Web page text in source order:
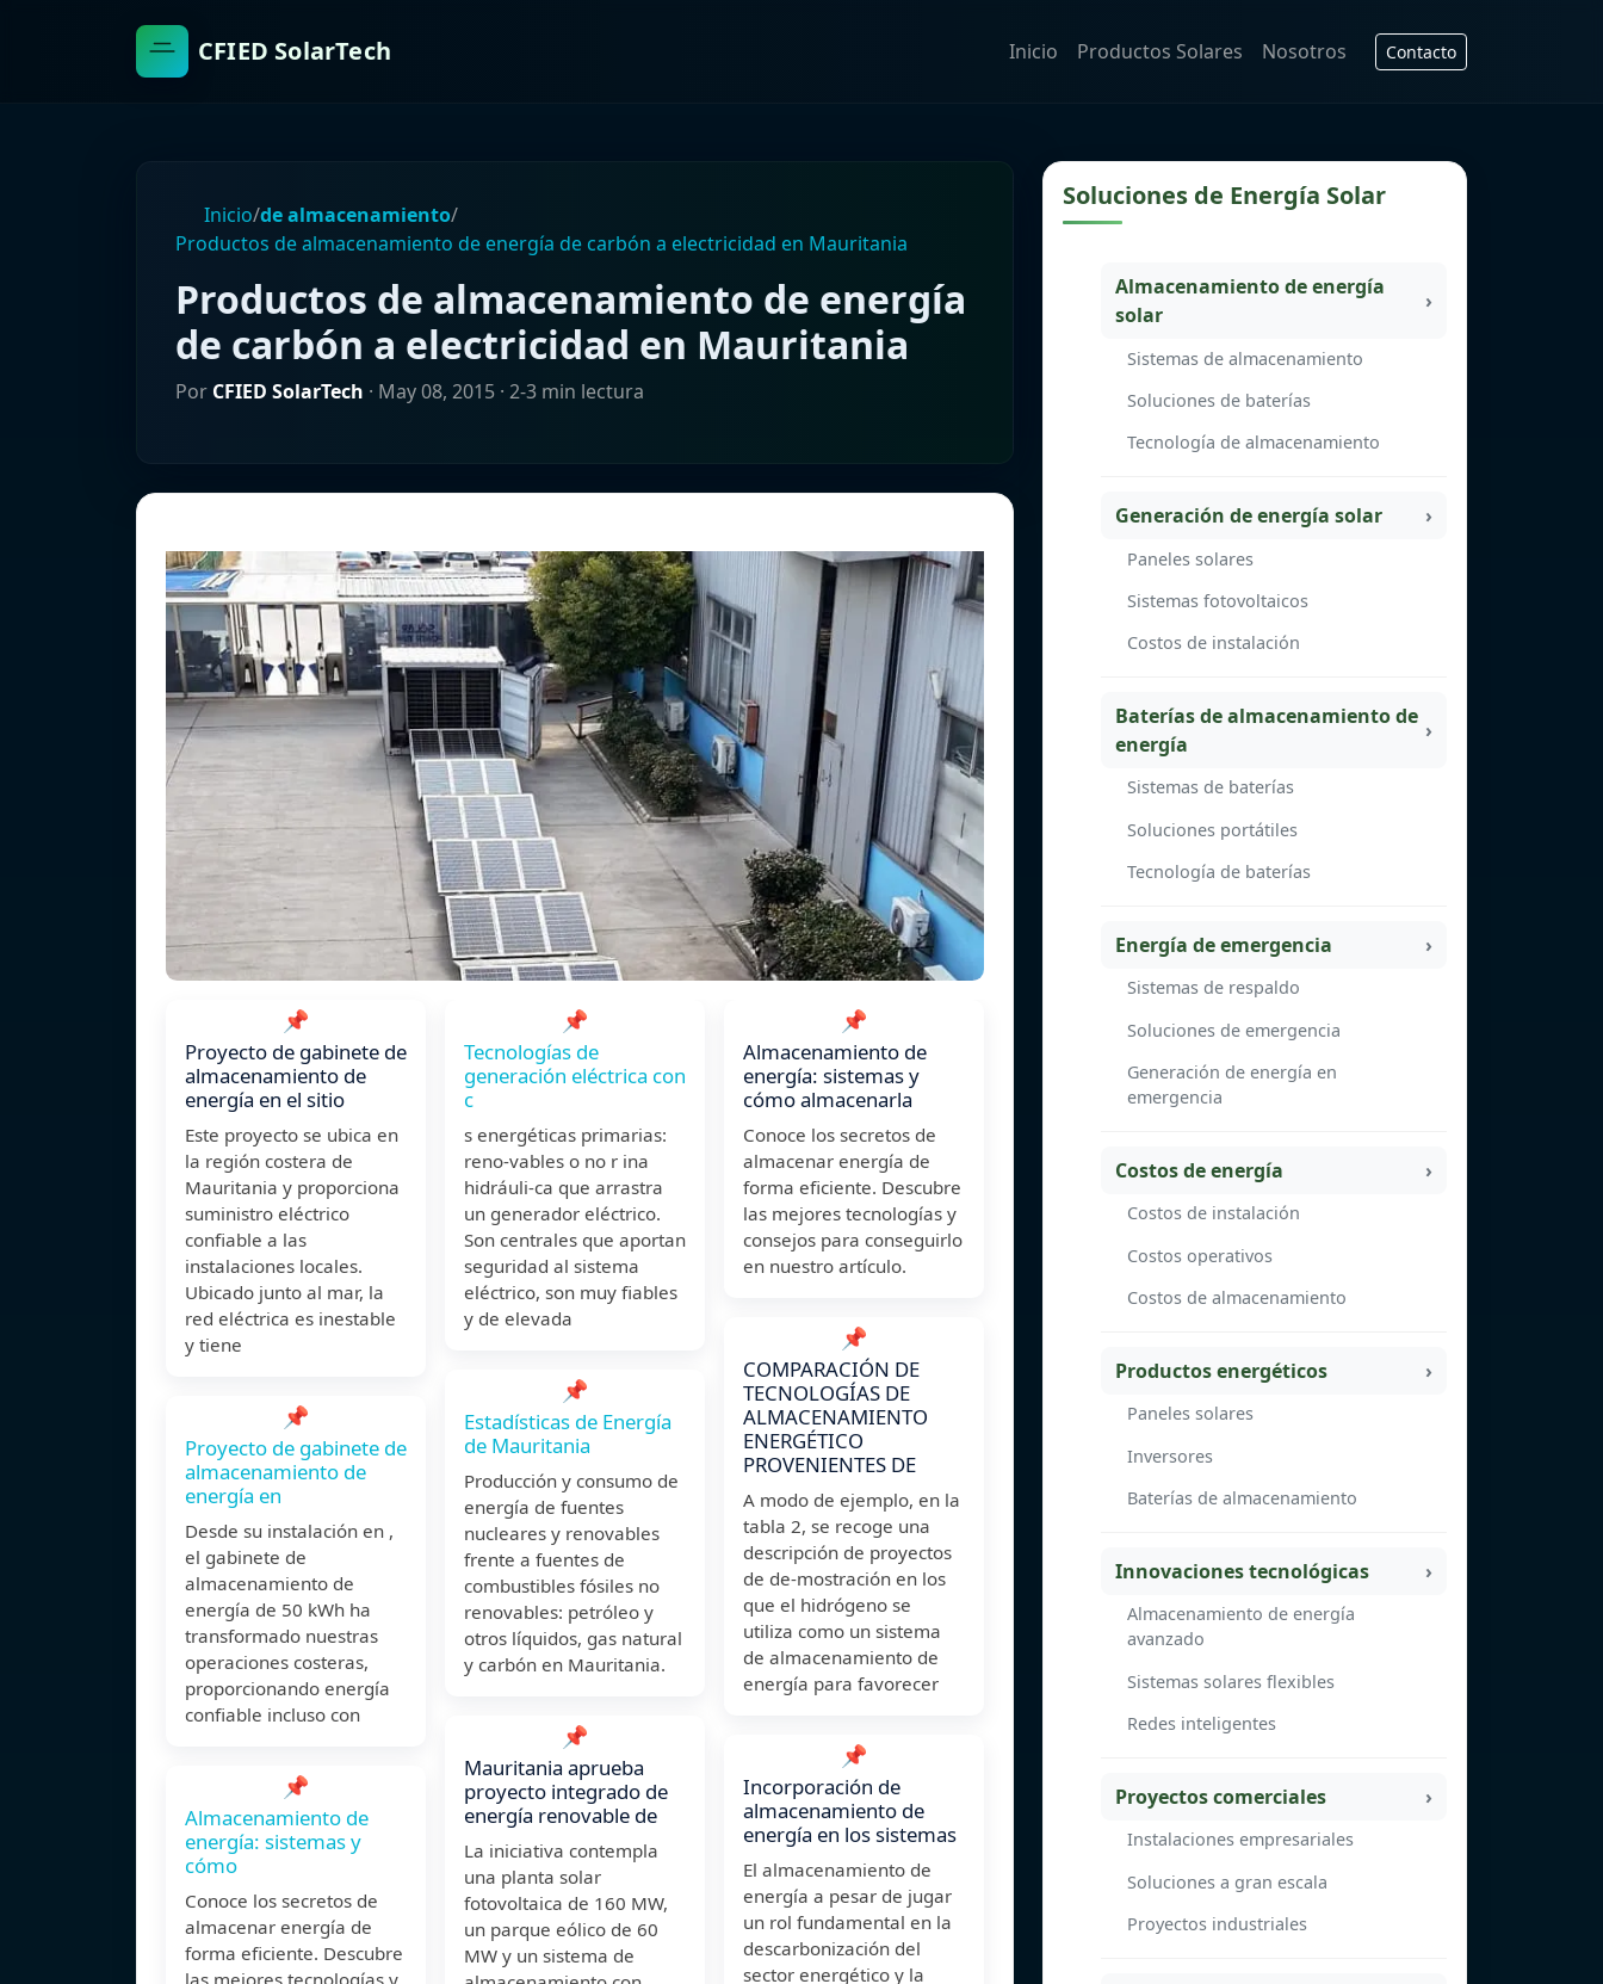
CFIED SolarTech Inicio Productos Solares Nosotros Contacto
Inicio/de almacenamiento/
Productos de almacenamiento de energía de carbón a electricidad en Mauritania
Productos de almacenamiento de energía
de carbón a electricidad en Mauritania
Por CFIED SolarTech · May 08, 2015 · 2-3 min lectura
📌
Proyecto de gabinete de
almacenamiento de
energía en el sitio
Este proyecto se ubica en
la región costera de
Mauritania y proporciona
suministro eléctrico
confiable a las
instalaciones locales.
Ubicado junto al mar, la
red eléctrica es inestable
y tiene
📌
Proyecto de gabinete de
almacenamiento de
energía en
Desde su instalación en ,
el gabinete de
almacenamiento de
energía de 50 kWh ha
transformado nuestras
operaciones costeras,
proporcionando energía
confiable incluso con
📌
Almacenamiento de
energía: sistemas y
cómo
Conoce los secretos de
almacenar energía de
forma eficiente. Descubre
📌
Tecnologías de
generación eléctrica con
c
s energéticas primarias:
reno-vables o no r ina
hidráuli-ca que arrastra
un generador eléctrico.
Son centrales que aportan
seguridad al sistema
eléctrico, son muy fiables
y de elevada
📌
Estadísticas de Energía
de Mauritania
Producción y consumo de
energía de fuentes
nucleares y renovables
frente a fuentes de
combustibles fósiles no
renovables: petróleo y
otros líquidos, gas natural
y carbón en Mauritania.
📌
Mauritania aprueba
proyecto integrado de
energía renovable de
La iniciativa contempla
una planta solar
fotovoltaica de 160 MW,
un parque eólico de 60
MW y un sistema de
📌
Almacenamiento de
energía: sistemas y
cómo almacenarla
Conoce los secretos de
almacenar energía de
forma eficiente. Descubre
las mejores tecnologías y
consejos para conseguirlo
en nuestro artículo.
📌
COMPARACIÓN DE
TECNOLOGÍAS DE
ALMACENAMIENTO
ENERGÉTICO
PROVENIENTES DE
A modo de ejemplo, en la
tabla 2, se recoge una
descripción de proyectos
de de-mostración en los
que el hidrógeno se
utiliza como un sistema
de almacenamiento de
energía para favorecer
📌
Incorporación de
almacenamiento de
energía en los sistemas
El almacenamiento de
energía a pesar de jugar
un rol fundamental en la
descarbonización del
sector energético y la
Soluciones de Energía Solar
Almacenamiento de energía
solar
Sistemas de almacenamiento
Soluciones de baterías
Tecnología de almacenamiento
Generación de energía solar
Paneles solares
Sistemas fotovoltaicos
Costos de instalación
Baterías de almacenamiento de
energía
Sistemas de baterías
Soluciones portátiles
Tecnología de baterías
Energía de emergencia
Sistemas de respaldo
Soluciones de emergencia
Generación de energía en
emergencia
Costos de energía
Costos de instalación
Costos operativos
Costos de almacenamiento
Productos energéticos
Paneles solares
Inversores
Baterías de almacenamiento
Innovaciones tecnológicas
Almacenamiento de energía
avanzado
Sistemas solares flexibles
Redes inteligentes
Proyectos comerciales
Instalaciones empresariales
Soluciones a gran escala
Proyectos industriales